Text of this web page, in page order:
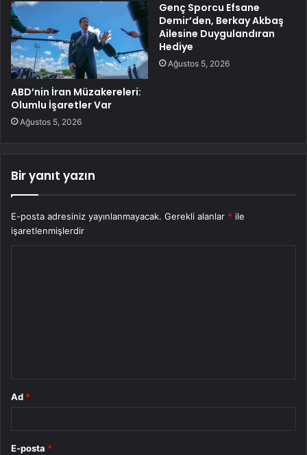
ABD’nin İran Müzakereleri:
Olumlu İşaretler Var
Ağustos 5, 2026
Genç Sporcu Efsane
Demir’den, Berkay Akbaş
Ailesine Duygulandıran
Hediye
Ağustos 5, 2026
Bir yanıt yazın
E-posta adresiniz yayınlanmayacak. Gerekli alanlar * ile
işaretlenmişlerdir
Ad *
E-posta *